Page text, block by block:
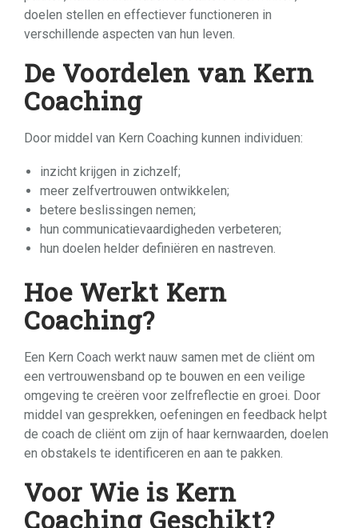
doelen stellen en effectiever functioneren in
verschillende aspecten van hun leven.
De Voordelen van Kern
Coaching
Door middel van Kern Coaching kunnen individuen:
inzicht krijgen in zichzelf;
meer zelfvertrouwen ontwikkelen;
betere beslissingen nemen;
hun communicatievaardigheden verbeteren;
hun doelen helder definiëren en nastreven.
Hoe Werkt Kern
Coaching?
Een Kern Coach werkt nauw samen met de cliënt om
een vertrouwensband op te bouwen en een veilige
omgeving te creëren voor zelfreflectie en groei. Door
middel van gesprekken, oefeningen en feedback helpt
de coach de cliënt om zijn of haar kernwaarden, doelen
en obstakels te identificeren en aan te pakken.
Voor Wie is Kern
Coaching Geschikt?